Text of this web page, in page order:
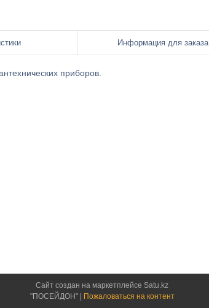
Информация для заказа
приборов.
Сайт создан на маркетплейсе Satu.kz
Пожаловаться на контент